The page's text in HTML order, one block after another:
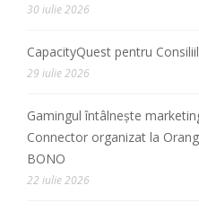
30 iulie 2026
CapacityQuest pentru
29 iulie 2026
Gamingul întâlnește
Connector organizat la
BONO
22 iulie 2026